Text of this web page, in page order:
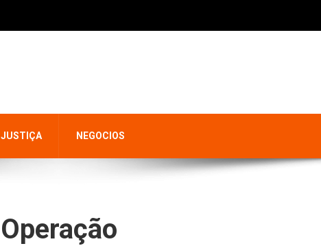
JUSTIÇA NEGOCIOS
Operação